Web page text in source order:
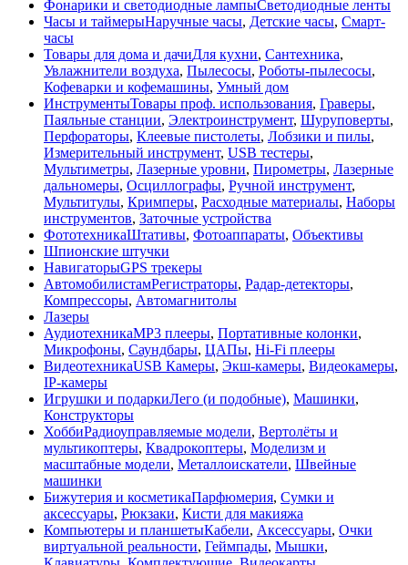
Фонарики и светодиодные лампыСветодиодные ленты
Часы и таймерыНаручные часы, Детские часы, Смарт-
часы
Товары для дома и дачиДля кухни, Сантехника,
Увлажнители воздуха, Пылесосы, Роботы-пылесосы,
Кофеварки и кофемашины, Умный дом
ИнструментыТовары проф. использования, Граверы,
Паяльные станции, Электроинструмент, Шуруповерты,
Перфораторы, Клеевые пистолеты, Лобзики и пилы,
Измерительный инструмент, USB тестеры,
Мультиметры, Лазерные уровни, Пирометры, Лазерные
дальномеры, Осциллографы, Ручной инструмент,
Мультитулы, Кримперы, Расходные материалы, Наборы
инструментов, Заточные устройства
ФототехникаШтативы, Фотоаппараты, Объективы
Шпионские штучки
НавигаторыGPS трекеры
АвтомобилистамРегистраторы, Радар-детекторы,
Компрессоры, Автомагнитолы
Лазеры
АудиотехникаMP3 плееры, Портативные колонки,
Микрофоны, Саундбары, ЦАПы, Hi-Fi плееры
ВидеотехникаUSB Камеры, Экш-камеры, Видеокамеры,
IP-камеры
Игрушки и подаркиЛего (и подобные), Машинки,
Конструкторы
ХоббиРадиоуправляемые модели, Вертолёты и
мультикоптеры, Квадрокоптеры, Моделизм и
масштабные модели, Металлоискатели, Швейные
машинки
Бижутерия и косметикаПарфюмерия, Сумки и
аксессуары, Рюкзаки, Кисти для макияжа
Компьютеры и планшетыКабели, Аксессуары, Очки
виртуальной реальности, Геймпады, Мышки,